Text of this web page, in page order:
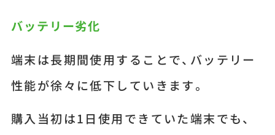
バッテリー劣化
端末は長期間使用することで、バッテリー
性能が徐々に低下していきます。
購入当初は1日使用できていた端末でも、